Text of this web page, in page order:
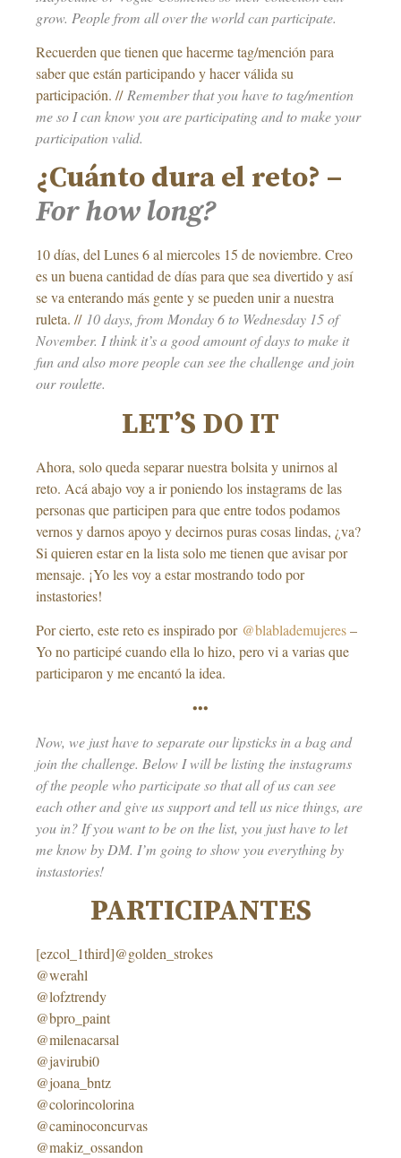
grow. People from all over the world can participate.
Recuerden que tienen que hacerme tag/mención para
saber que están participando y hacer válida su
participación. // Remember that you have to tag/mention
me so I can know you are participating and to make your
participation valid.
¿Cuánto dura el reto? –
For how long?
10 días, del Lunes 6 al miercoles 15 de noviembre. Creo
es un buena cantidad de días para que sea divertido y así
se va enterando más gente y se pueden unir a nuestra
ruleta. // 10 days, from Monday 6 to Wednesday 15 of
November. I think it’s a good amount of days to make it
fun and also more people can see the challenge and join
our roulette.
LET’S DO IT
Ahora, solo queda separar nuestra bolsita y unirnos al
reto. Acá abajo voy a ir poniendo los instagrams de las
personas que participen para que entre todos podamos
vernos y darnos apoyo y decirnos puras cosas lindas, ¿va?
Si quieren estar en la lista solo me tienen que avisar por
mensaje. ¡Yo les voy a estar mostrando todo por
instastories!
Por cierto, este reto es inspirado por @blablademujeres–
Yo no participé cuando ella lo hizo, pero vi a varias que
participaron y me encantó la idea.
•••
Now, we just have to separate our lipsticks in a bag and
join the challenge. Below I will be listing the instagrams
of the people who participate so that all of us can see
each other and give us support and tell us nice things, are
you in? If you want to be on the list, you just have to let
me know by DM. I’m going to show you everything by
instastories!
PARTICIPANTES
[ezcol_1third]@golden_strokes
@werahl
@lofztrendy
@bpro_paint
@milenacarsal
@javirubi0
@joana_bntz
@colorincolorina
@caminoconcurvas
@makiz_ossandon